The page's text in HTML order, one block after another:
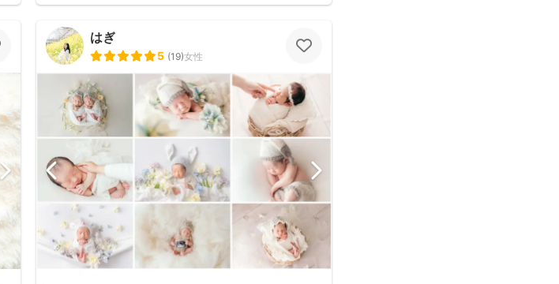
はぎ
5 (19)女性